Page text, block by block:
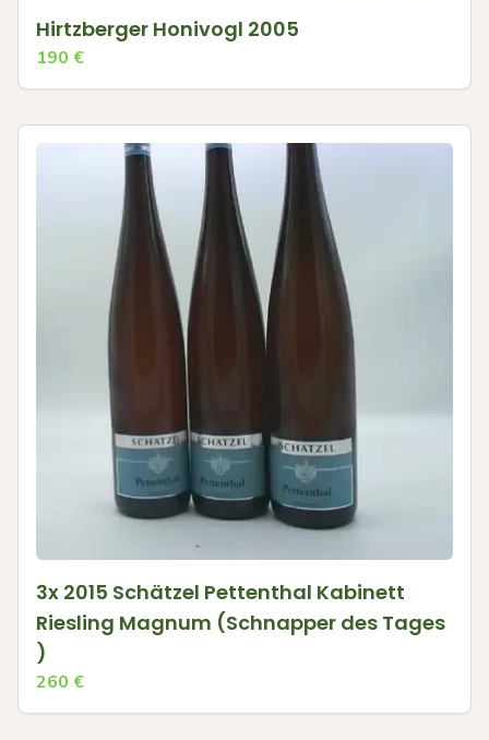
Hirtzberger Honivogl 2005
190 €
3x 2015 Schätzel Pettenthal Kabinett
Riesling Magnum (Schnapper des Tages
)
260 €